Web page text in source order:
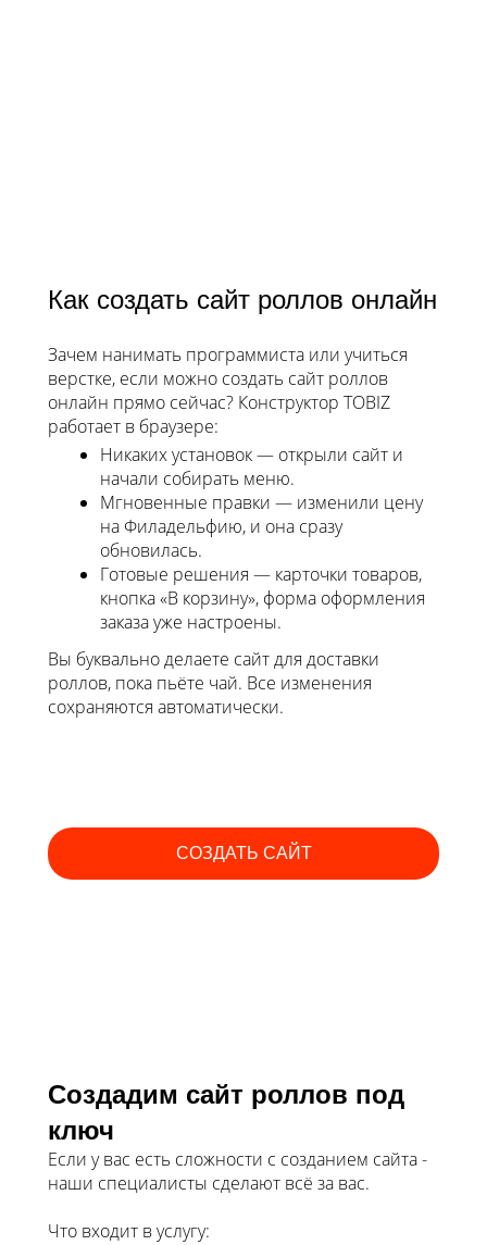
Как создать сайт роллов онлайн
Зачем нанимать программиста или учиться
верстке, если можно создать сайт роллов
онлайн прямо сейчас? Конструктор TOBIZ
работает в браузере:
Никаких установок — открыли сайт и
начали собирать меню.
Мгновенные правки — изменили цену
на Филадельфию, и она сразу
обновилась.
Готовые решения — карточки товаров,
кнопка «В корзину», форма оформления
заказа уже настроены.
Вы буквально делаете сайт для доставки
роллов, пока пьёте чай. Все изменения
сохраняются автоматически.
СОЗДАТЬ САЙТ
Создадим сайт роллов под
ключ
Если у вас есть сложности с созданием сайта -
наши специалисты сделают всё за вас.
Что входит в услугу: